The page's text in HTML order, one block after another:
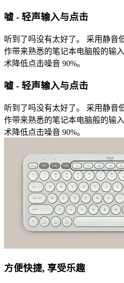
嘘 - 轻声输入与点击
听到了吗没有太好了。 采用静音
作带来熟悉的笔记本电脑般的输
术降低点击噪音 90%。
嘘 - 轻声输入与点击
听到了吗没有太好了。 采用静音
作带来熟悉的笔记本电脑般的输
术降低点击噪音 90%。
方便快捷, 享受乐趣